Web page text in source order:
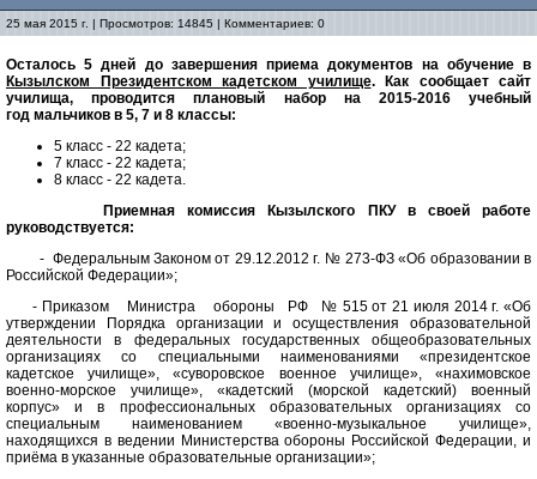
25 мая 2015 г. | Просмотров: 14845 | Комментариев: 0
Осталось 5 дней до завершения приема документов на обучение в
Кызылском Президентском кадетском училище. Как сообщает сайт
училища, проводится плановый набор на 2015-2016 учебный
год мальчиков в 5, 7 и 8 классы:
5 класс - 22 кадета;
7 класс - 22 кадета;
8 класс - 22 кадета.
Приемная комиссия Кызылского ПКУ в своей работе
руководствуется:
- Федеральным Законом от 29.12.2012 г. № 273-ФЗ «Об образовании в
Российской Федерации»;
- Приказом Министра обороны РФ № 515 от 21 июля 2014 г. «Об
утверждении Порядка организации и осуществления образовательной
деятельности в федеральных государственных общеобразовательных
организациях со специальными наименованиями «президентское
кадетское училище», «суворовское военное училище», «нахимовское
военно-морское училище», «кадетский (морской кадетский) военный
корпус» и в профессиональных образовательных организациях со
специальным наименованием «военно-музыкальное училище»,
находящихся в ведении Министерства обороны Российской Федерации, и
приёма в указанные образовательные организации»;